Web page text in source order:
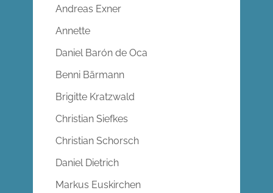
Andreas Exner
Annette
Daniel Barón de Oca
Benni Bärmann
Brigitte Kratzwald
Christian Siefkes
Christian Schorsch
Daniel Dietrich
Markus Euskirchen